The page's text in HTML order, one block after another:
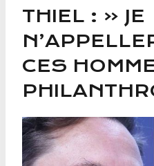
THIEL : « JE
CES